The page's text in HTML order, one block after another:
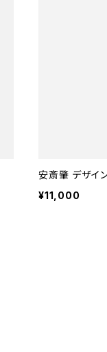
安斎肇 デザイ
¥11,000